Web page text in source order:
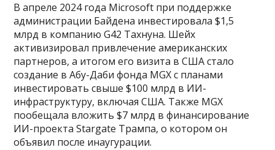
В апреле 2024 года Microsoft при поддержке
администрации Байдена инвестировала $1,5
млрд в компанию G42 Тахнуна. Шейх
активизировал привлечение американских
партнеров, а итогом его визита в США стало
создание в Абу-Даби фонда MGX с планами
инвестировать свыше $100 млрд в ИИ-
инфраструктуру, включая США. Также MGX
пообещала вложить $7 млрд в финансирование
ИИ-проекта Stargate Трампа, о котором он
объявил после инаугурации.